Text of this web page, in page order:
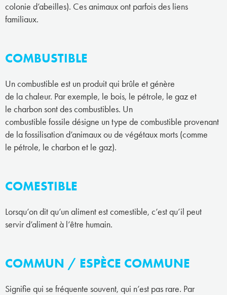
colonie d’abeilles). Ces animaux ont parfois des liens
familiaux.
COMBUSTIBLE
Un combustible est un produit qui brûle et génère
de la chaleur. Par exemple, le bois, le pétrole, le gaz et
le charbon sont des combustibles. Un
combustible fossile désigne un type de combustible provenant
de la fossilisation d’animaux ou de végétaux morts (comme
le pétrole, le charbon et le gaz).
COMESTIBLE
Lorsqu’on dit qu’un aliment est comestible, c’est qu’il peut
servir d’aliment à l’être humain.
COMMUN / ESPÈCE COMMUNE
Signifie qui se fréquente souvent, qui n’est pas rare. Par